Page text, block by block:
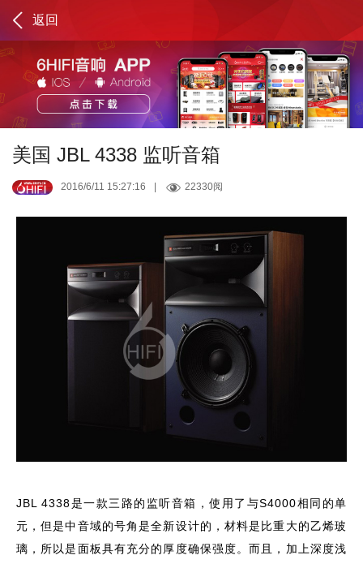
返回
美国 JBL 4338 监听音箱
2016/6/11 15:27:16 22330阅
JBL 4338是一款三路的监听音箱，使用了与S4000相同的单
元，但是中音域的号角是全新设计的，材料是比重大的乙烯玻
璃，所以是面板具有充分的厚度确保强度。而且，加上深度浅